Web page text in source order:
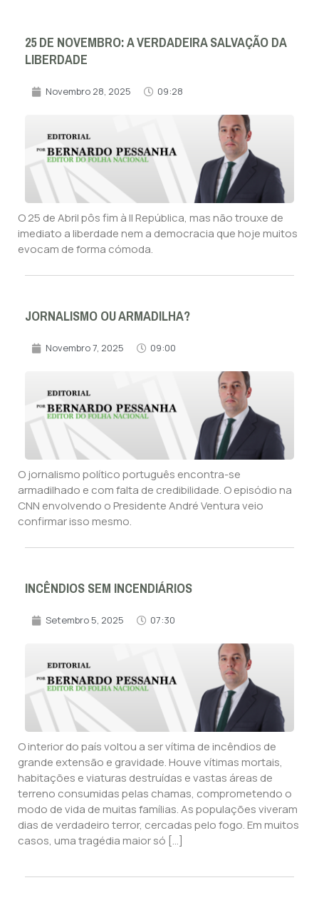
25 DE NOVEMBRO: A VERDADEIRA SALVAÇÃO DA
LIBERDADE
Novembro 28, 2025 09:28
O 25 de Abril pôs fim à II República, mas não trouxe de
imediato a liberdade nem a democracia que hoje muitos
evocam de forma cómoda.
JORNALISMO OU ARMADILHA?
Novembro 7, 2025 09:00
O jornalismo político português encontra-se
armadilhado e com falta de credibilidade. O episódio na
CNN envolvendo o Presidente André Ventura veio
confirmar isso mesmo.
INCÊNDIOS SEM INCENDIÁRIOS
Setembro 5, 2025 07:30
O interior do país voltou a ser vítima de incêndios de
grande extensão e gravidade. Houve vítimas mortais,
habitações e viaturas destruídas e vastas áreas de
terreno consumidas pelas chamas, comprometendo o
modo de vida de muitas famílias. As populações viveram
dias de verdadeiro terror, cercadas pelo fogo. Em muitos
casos, uma tragédia maior só […]